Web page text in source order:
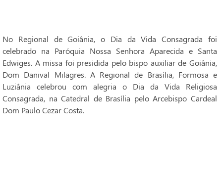
No Regional de Goiânia, o Dia da Vida Consagrada foi
celebrado na Paróquia Nossa Senhora Aparecida e Santa
Edwiges. A missa foi presidida pelo bispo auxiliar de Goiânia,
Dom Danival Milagres. A Regional de Brasília, Formosa e
Luziânia celebrou com alegria o Dia da Vida Religiosa
Consagrada, na Catedral de Brasília pelo Arcebispo Cardeal
Dom Paulo Cezar Costa.